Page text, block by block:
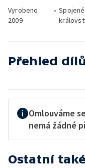
Vyrobeno
2009
• Spojené
Přehled dílů
Omlouváme
nemá žádné
Ostatní